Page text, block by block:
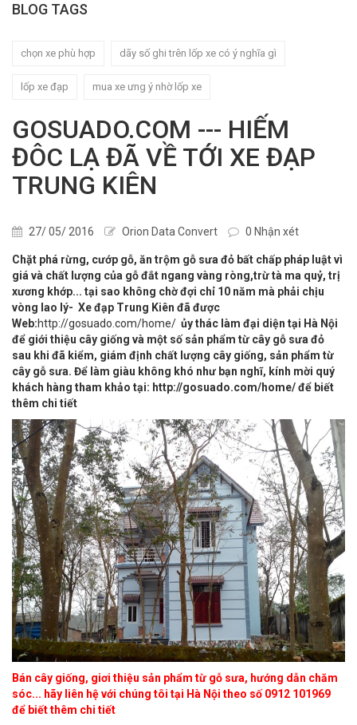
BLOG TAGS
chọn xe phù hợp dãy số ghi trên lốp xe có ý nghĩa gì
lốp xe đạp mua xe ưng ý nhờ lốp xe
GOSUADO.COM --- HIẾM
ĐÔC LẠ ĐÃ VỀ TỚI XE ĐẠP
TRUNG KIÊN
27/ 05/ 2016 Orion Data Convert 0 Nhận xét
Chặt phá rừng, cướp gỗ, ăn trộm gỗ sưa đỏ bất chấp pháp luật vì
giá và chất lượng của gỗ đắt ngang vàng ròng,trừ tà ma quỷ, trị
xương khớp... tại sao không chờ đợi chỉ 10 năm mà phải chịu
vòng lao lý- Xe đạp Trung Kiên đã được
Web:http://gosuado.com/home/ ủy thác làm đại diện tại Hà Nội
để giới thiệu cây giống và một số sản phẩm từ cây gỗ sưa đỏ
sau khi đã kiểm, giám định chất lượng cây giống, sản phẩm từ
cây gỗ sưa. Để làm giàu không khó như bạn nghĩ, kính mời quý
khách hàng tham khảo tại: http://gosuado.com/home/ để biết
thêm chi tiết
Bán cây giống, giơi thiệu sản phẩm từ gỗ sưa, hướng dẫn chăm
sóc... hãy liên hệ với chúng tôi tại Hà Nội theo số 0912 101969
để biết thêm chi tiết